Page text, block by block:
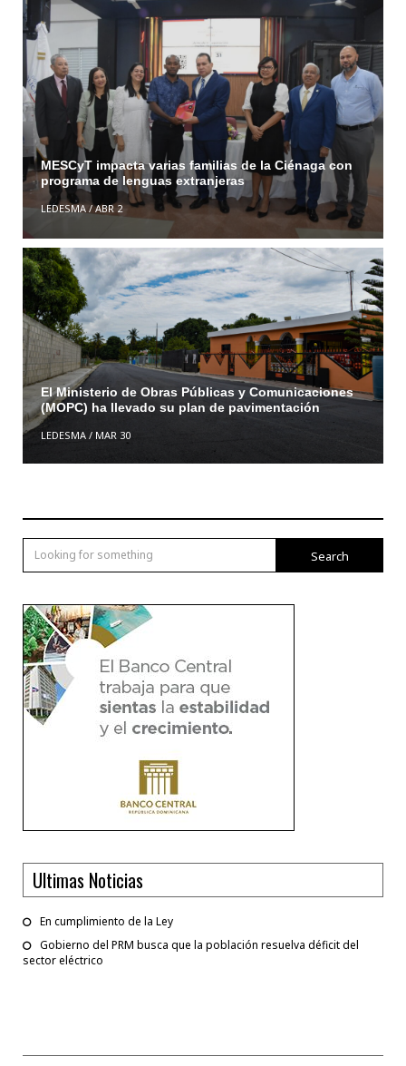
MESCyT impacta varias familias de la Ciénaga con
programa de lenguas extranjeras
LEDESMA/ABR 2
El Ministerio de Obras Públicas y Comunicaciones
(MOPC) ha llevado su plan de pavimentación
LEDESMA/ MAR 30
Search
Ultimas Noticias
En cumplimiento de la Ley
Gobierno del PRM busca que la población resuelva déficit del
sector eléctrico